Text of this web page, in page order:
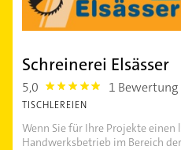
Schreinerei Elsässer
5,0 5.0 1 Bewertung
TISCHLEREIEN
Wenn Sie für Ihre Projekte einen
Handwerksbetrieb im Bereich